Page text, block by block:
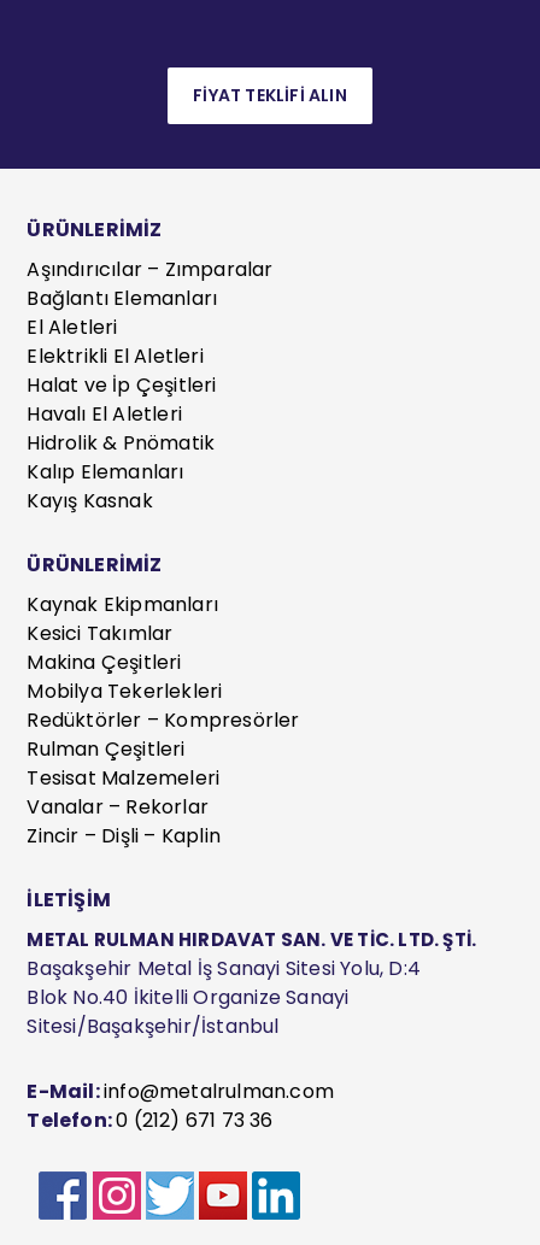
FİYAT TEKLİFİ ALIN
ÜRÜNLERİMİZ
Aşındırıcılar – Zımparalar
Bağlantı Elemanları
El Aletleri
Elektrikli El Aletleri
Halat ve İp Çeşitleri
Havalı El Aletleri
Hidrolik & Pnömatik
Kalıp Elemanları
Kayış Kasnak
ÜRÜNLERİMİZ
Kaynak Ekipmanları
Kesici Takımlar
Makina Çeşitleri
Mobilya Tekerlekleri
Redüktörler – Kompresörler
Rulman Çeşitleri
Tesisat Malzemeleri
Vanalar – Rekorlar
Zincir – Dişli – Kaplin
İLETİŞİM
METAL RULMAN HIRDAVAT SAN. VE TİC. LTD. ŞTİ.
Başakşehir Metal İş Sanayi Sitesi Yolu, D:4
Blok No.40 İkitelli Organize Sanayi
Sitesi/Başakşehir/İstanbul
E-Mail:info@metalrulman.com
Telefon:0 (212) 671 73 36